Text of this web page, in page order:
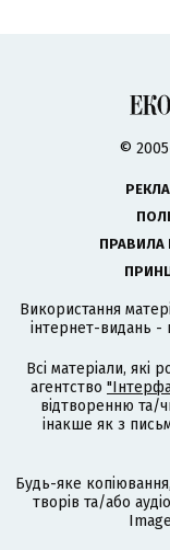
©
ПРАВИЛА
Використання
інтернет-видань -
Всі матеріали, які
агентство
відтворенню та/
інакше як з
Будь-яке
творів та/або